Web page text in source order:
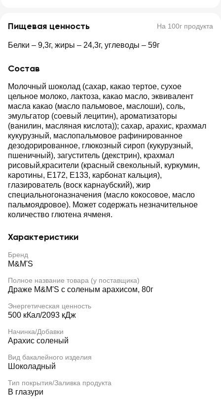
Пищевая ценность На 100г продукта
Белки – 9,3г, жиры – 24,3г, углеводы – 59г
Состав
Молочный шоколад (сахар, какао тертое, сухое
цельное молоко, лактоза, какао масло, эквивалент
масла какао (масло пальмовое, маслоши), соль,
эмульгатор (соевый лецитин), ароматизаторы
(ванилин, масляная кислота)); сахар, арахис, крахмал
кукурузный, маслопальмовое рафинированное
дезодорированное, глюкозный сироп (кукурузный,
пшеничный), загуститель (декстрин), крахмал
рисовый,красители (красный свекольный, куркумин,
каротины, Е172, Е133, карбонат кальция),
глазирователь (воск карнаубский), жир
специальногоназначения (масло кокосовое, масло
пальмоядровое). Может содержать незначительное
количество глютена ячменя.
Характеристики
Бренд
M&M'S
Полное название товара (у поставщика)
Драже M&M'S с соленым арахисом, 80г
Энергетическая ценность
500 кКал/2093 кДж
Начинка/Добавки
Арахис соленый
Вид бакалейного изделия
Шоколадный
Тип покрытия/Заливка продукта
В глазури